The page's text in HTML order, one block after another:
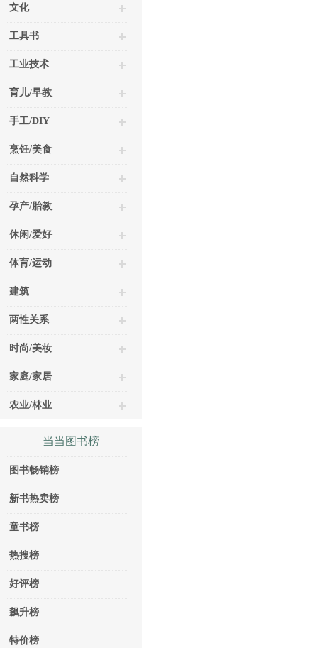
文化
工具书
工业技术
育儿/早教
手工/DIY
烹饪/美食
自然科学
孕产/胎教
休闲/爱好
体育/运动
建筑
两性关系
时尚/美妆
家庭/家居
农业/林业
当当图书榜
图书畅销榜
新书热卖榜
童书榜
热搜榜
好评榜
飙升榜
特价榜